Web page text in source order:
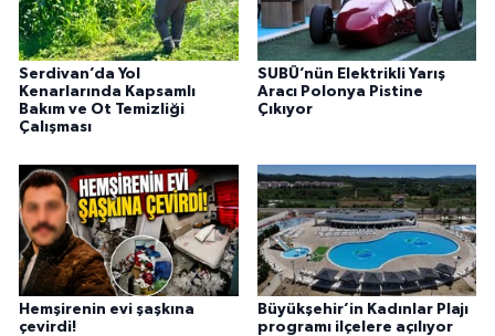
Serdivan’da Yol
Kenarlarında Kapsamlı
Bakım ve Ot Temizliği
Çalışması
SUBÜ’nün Elektrikli Yarış
Aracı Polonya Pistine
Çıkıyor
Hemşirenin evi şaşkına
çevirdi!
Büyükşehir’in Kadınlar Plajı
programı ilçelere açılıyor